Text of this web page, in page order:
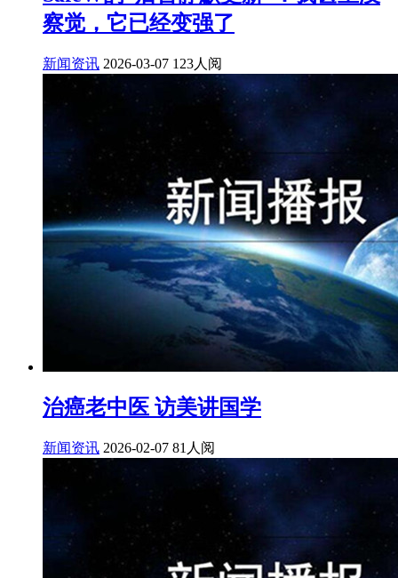
察觉，它已经变强了
新闻资讯 2026-03-07 123人阅
治癌老中医 访美讲国学
新闻资讯 2026-02-07 81人阅